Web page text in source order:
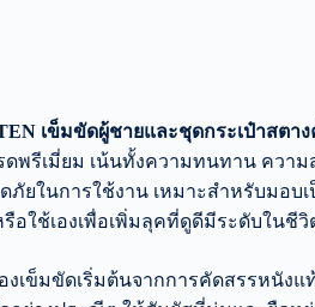
เข็มขัดผู้ชายและชุดกระเป๋าสตา
ดพรีเมี่ยม เน้นทั้งความทนทาน ความ
ภัยในการใช้งาน เหมาะสำหรับมอบ
อใช้เองเพื่อเพิ่มลุคที่ดูดีมีระดับในชีวิ
เข็มขัดเริ่มต้นจากการคัดสรรหนังแ